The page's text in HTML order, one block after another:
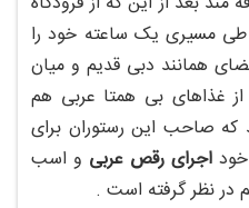
طی مسیری یک ساعته خود را
همانند دبی قدیم و میان
غذاهای بی همتا عربی هم
که صاحب این رستوران برای
خوداجرای رقص عربی و اسب
نظر گرفته است .